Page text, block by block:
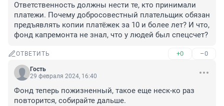
Ответственность должны нести те, кто принимали
платежи. Почему добросовестный плательщик обязан
предъявлять копии платёжек за 10 и более лет? И что,
фонд капремонта не знал, что у людей был спецсчет?
ОТВЕТИТЬ +0 –0
Гость
29 февраля 2024, 16:40
Фонд теперь пожизненный, такое еще неск-ко раз
повторится, собирайте дальше.